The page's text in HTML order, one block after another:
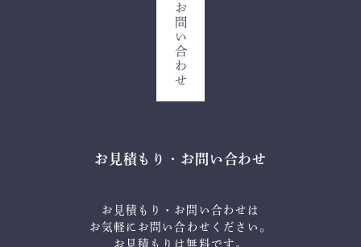
お問い合わせ
お見積もり・お問い合わせ
お見積もり・お問い合わせは
お気軽にお問い合わせください。
お見積もりは無料です。